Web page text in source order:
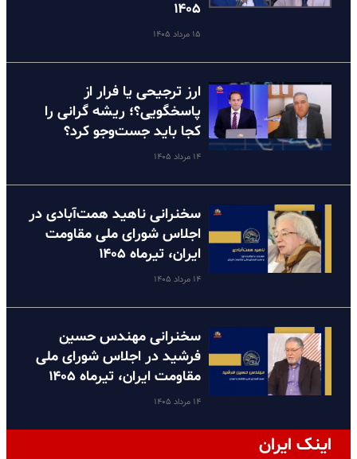
۱۴۰۵
۱۵ مرداد ۱۴۰۵
ارز ترجیحی یا فرار از
پاسخگویی؟؛ ریشه گرانی را
کجا باید جست‌وجو کرد؟
۱۴ مرداد ۱۴۰۵
سخنرانی ناهید همت‌آبادی در
اجلاس شورای ملی مقاومت
ایران، تیرماه ۱۴۰۵
۱۴ مرداد ۱۴۰۵
سخنرانی مهندس حسین
فرشید در اجلاس شورای ملی
مقاومت ایران، تیرماه ۱۴۰۵
۱۴ مرداد ۱۴۰۵
اینک ایران